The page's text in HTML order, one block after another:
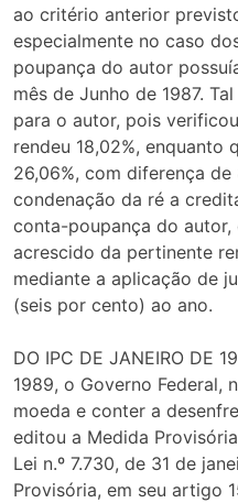
ao critério anterior
especialmente no caso
poupança do autor
mês de Junho de 1987.
para o autor, pois
rendeu 18,02%, enquanto
26,06%, com diferença
condenação da ré a
conta-poupança do
acrescido da pertinente
mediante a aplicação de
(seis por cento) ao ano.
DO IPC DE JANEIRO DE
1989, o Governo Federal,
moeda e conter a
editou a Medida
Lei n.º 7.730, de 31 de
Provisória, em seu artigo